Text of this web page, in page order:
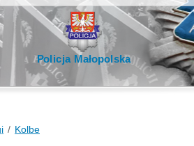
Policja Małopolska
Kolbe